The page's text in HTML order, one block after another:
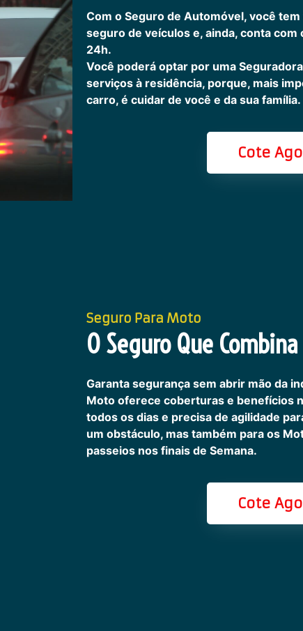
Com o Seguro de Automóvel, você
seguro de veículos e, ainda, conta
24h.
Você poderá optar por uma
serviços à residência, porque, mais
carro, é cuidar de você e da sua família.
Cote
Seguro Para Moto
O Seguro Que
Garanta segurança sem abrir mão da
Moto oferece coberturas e benefícios
todos os dias e precisa de agilidade
um obstáculo, mas também para os
passeios nos finais de Semana.
Cote